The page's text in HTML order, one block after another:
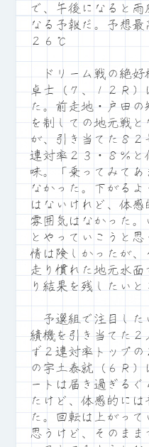
で、午後になると雨
なる予報だ。予想最
２６℃
ドリーム戦の絶好
卓士（７、１２Ｒ）
た。前走地・戸田の
を制しての地元戦と
が、引き当てた８２
連対率２３・８％と
味。「乗ってみてあ
なかった。下がるよ
はないけれど、体感
雰囲気はなかった。
とやっていこうと思
情は険しかったが、
走り慣れた地元水面
り結果を残したいと
予選組で注目した
績機を引き当てた２
ず２連対率トップの
の宇土泰就（６Ｒ）
ートは届き過ぎるぐ
たけど、体感的には
た。回転は上がって
思うけど、そのまま